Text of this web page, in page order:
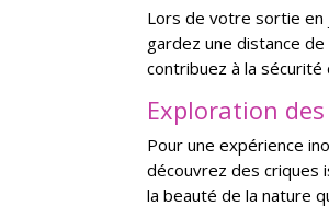
Lors de votre sortie en
gardez une distance
contribuez à la sécurité
Exploration
Pour une expérience
découvrez des criques
la beauté de la nature